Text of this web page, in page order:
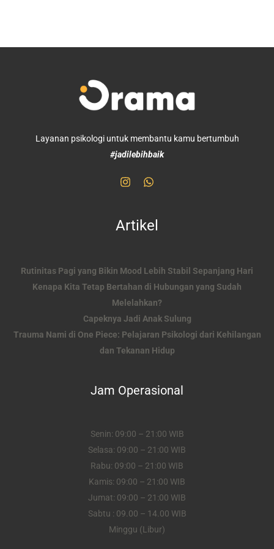
Layanan psikologi untuk membantu kamu bertumbuh
#jadilebihbaik
Artikel
Rutinitas Pagi yang Bikin Mood Lebih Stabil Sepanjang Hari
Kenapa Kita Tetap Bertahan di Hubungan yang Sudah
Melelahkan?
Capeknya Jadi Anak Sulung
Trauma Nami di One Piece: Pelajaran Psikologi dari Kehilangan
dan Tekanan Hidup
Jam Operasional
Senin: 09:00 – 21:00 WIB
Selasa: 09:00 – 21:00 WIB
Rabu: 09:00 – 21:00 WIB
Kamis: 09:00 – 21:00 WIB
Jumat: 09:00 – 21:00 WIB
Sabtu : 09.00 – 14.00 WIB
Minggu (Libur)